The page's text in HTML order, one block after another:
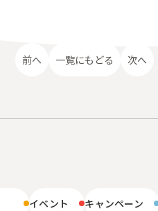
前へ 一覧にもどる 次へ
イベント キャンペーン